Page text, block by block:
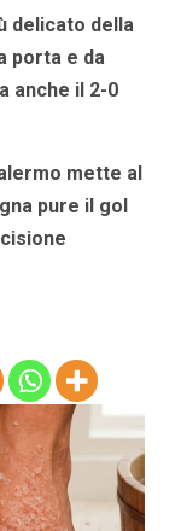
delicato della
porta e da
anche il 2-0
mette al
pure il gol